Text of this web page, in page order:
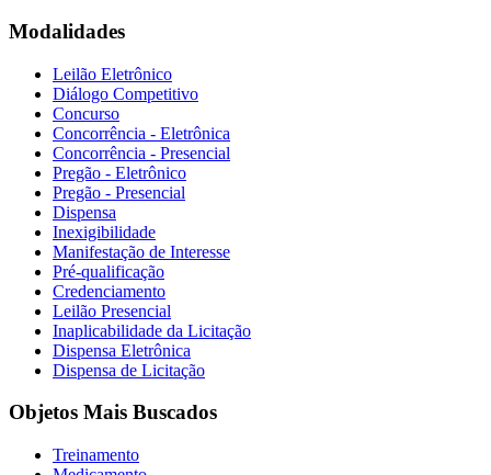
Modalidades
Leilão Eletrônico
Diálogo Competitivo
Concurso
Concorrência - Eletrônica
Concorrência - Presencial
Pregão - Eletrônico
Pregão - Presencial
Dispensa
Inexigibilidade
Manifestação de Interesse
Pré-qualificação
Credenciamento
Leilão Presencial
Inaplicabilidade da Licitação
Dispensa Eletrônica
Dispensa de Licitação
Objetos Mais Buscados
Treinamento